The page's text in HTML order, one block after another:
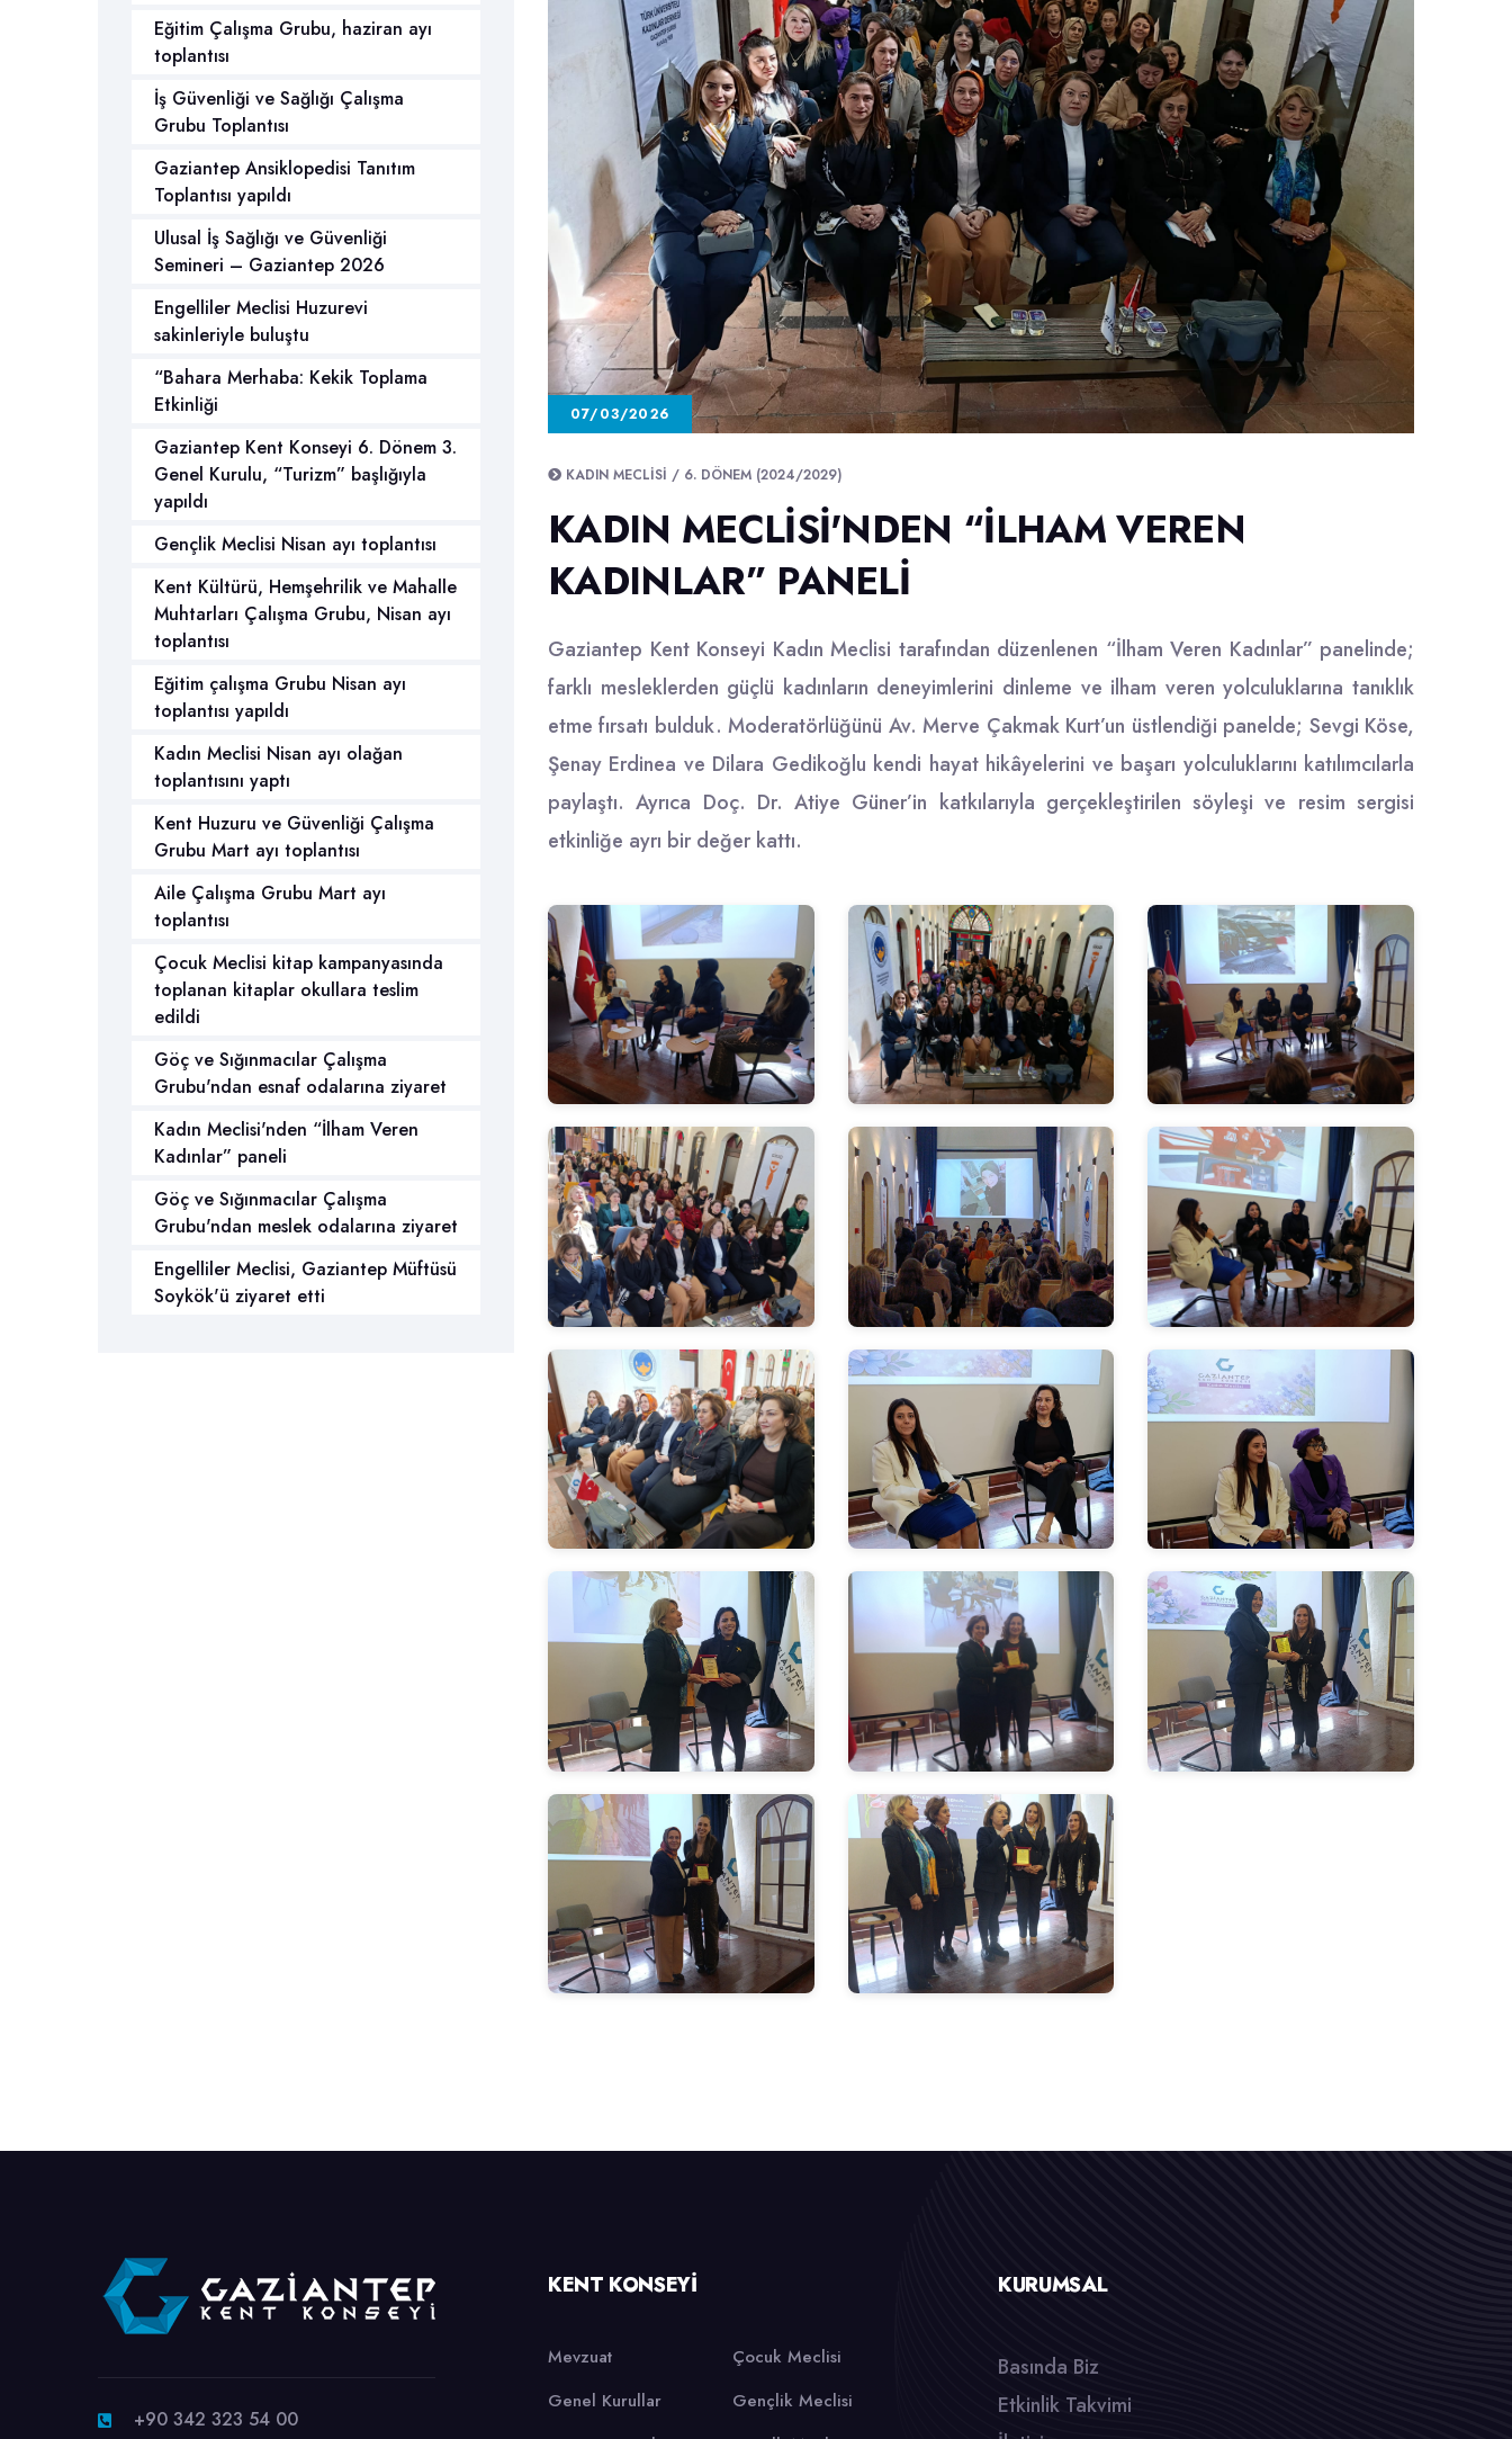
Eğitim Çalışma Grubu, haziran ayı
toplantısı
İş Güvenliği ve Sağlığı Çalışma
Grubu Toplantısı
Gaziantep Ansiklopedisi Tanıtım
Toplantısı yapıldı
Ulusal İş Sağlığı ve Güvenliği
Semineri – Gaziantep 2026
Engelliler Meclisi Huzurevi
sakinleriyle buluştu
“Bahara Merhaba: Kekik Toplama
Etkinliği
Gaziantep Kent Konseyi 6. Dönem 3.
Genel Kurulu, “Turizm” başlığıyla
yapıldı
Gençlik Meclisi Nisan ayı toplantısı
Kent Kültürü, Hemşehrilik ve Mahalle
Muhtarları Çalışma Grubu, Nisan ayı
toplantısı
Eğitim çalışma Grubu Nisan ayı
toplantısı yapıldı
Kadın Meclisi Nisan ayı olağan
toplantısını yaptı
Kent Huzuru ve Güvenliği Çalışma
Grubu Mart ayı toplantısı
Aile Çalışma Grubu Mart ayı
toplantısı
Çocuk Meclisi kitap kampanyasında
toplanan kitaplar okullara teslim
edildi
Göç ve Sığınmacılar Çalışma
Grubu'ndan esnaf odalarına ziyaret
Kadın Meclisi'nden “İlham Veren
Kadınlar” paneli
Göç ve Sığınmacılar Çalışma
Grubu'ndan meslek odalarına ziyaret
Engelliler Meclisi, Gaziantep Müftüsü
Soykök'ü ziyaret etti
07/03/2026
KADIN MECLISI / 6. DÖNEM (2024/2029)
KADIN MECLISI'NDEN “İLHAM VEREN
KADINLAR” PANELI
Gaziantep Kent Konseyi Kadın Meclisi tarafından düzenlenen “İlham Veren Kadınlar” panelinde;
farklı mesleklerden güçlü kadınların deneyimlerini dinleme ve ilham veren yolculuklarına tanıklık
etme fırsatı bulduk. Moderatörlüğünü Av. Merve Çakmak Kurt’un üstlendiği panelde; Sevgi Köse,
Şenay Erdinea ve Dilara Gedikoğlu kendi hayat hikâyelerini ve başarı yolculuklarını katılımcılarla
paylaştı. Ayrıca Doç. Dr. Atiye Güner’in katkılarıyla gerçekleştirilen söyleşi ve resim sergisi
etkinliğe ayrı bir değer kattı.
+90 342 323 54 00
KENT KONSEYI
Mevzuat
Genel Kurullar
Çocuk Meclisi
Gençlik Meclisi
KURUMSAL
Basında Biz
Etkinlik Takvimi